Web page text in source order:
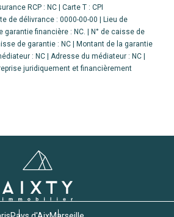
RCP : NC | Carte T : CPI
de délivrance : 0000-00-00 | Lieu de
garantie financière : NC. | N° de caisse de
de garantie : NC | Montant de la garantie
: NC | Adresse du médiateur : NC |
juridiquement et financièrement